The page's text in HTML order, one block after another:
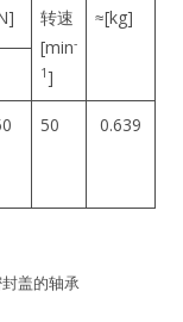
转速
[min-
1]
≈[kg]
50 0.639
盖的轴承